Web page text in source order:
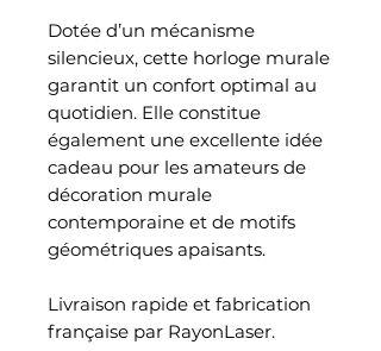
Dotée d’un mécanisme
silencieux, cette horloge murale
garantit un confort optimal au
quotidien. Elle constitue
également une excellente idée
cadeau pour les amateurs de
décoration murale
contemporaine et de motifs
géométriques apaisants.
Livraison rapide et fabrication
française par RayonLaser.